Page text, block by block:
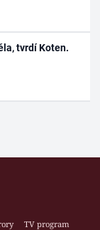
tvrdí Koten.
TV program